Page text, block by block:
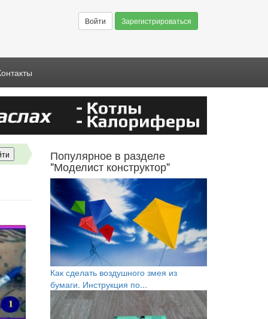
Войти Зарегистрироваться
Популярное в разделе
"Моделист конструктор"
Как сделать воздушного змея из
бумаги. Инструкция по...